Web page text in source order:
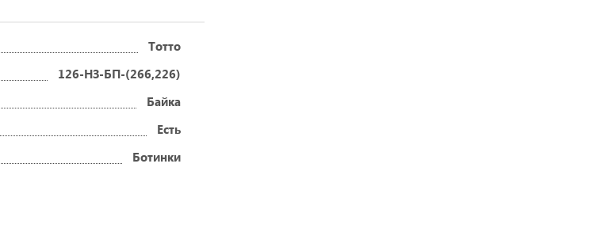
Тотто
126-НЗ-БП-(266,226)
Байка
Есть
Ботинки